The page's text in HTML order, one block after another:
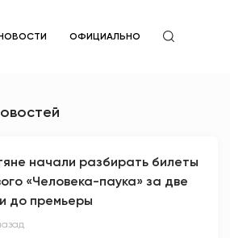
ОФИЦИАЛЬНО
начали разбирать билеты
«Человека-паука» за две
до премьеры